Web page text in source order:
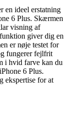
en ideel erstatning
6 Plus. Skærmen
visning af
giver dig en
er nøje testet for
fungerer fejlfrit
i hvid farve kan du
6 Plus.
ekspertise for at